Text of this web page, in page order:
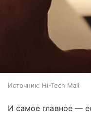
Источник: Hi-Tech Mail
И самое главное —